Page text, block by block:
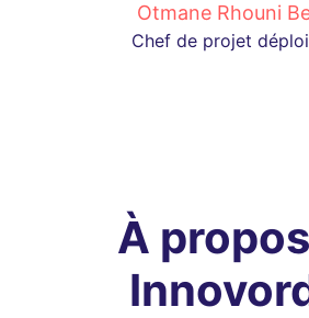
Otmane Rhouni
Chef de projet
À